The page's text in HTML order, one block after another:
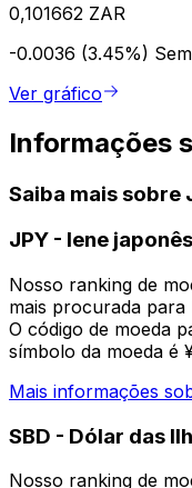
0,101662 ZAR
-0.0036 (3.45%)
Ver gráfico
Informações
Saiba mais sobre
JPY - Iene japonês
Nosso ranking de
mais procurada para
O código de moeda
símbolo da moeda é
Mais informações
SBD - Dólar das
Nosso ranking de